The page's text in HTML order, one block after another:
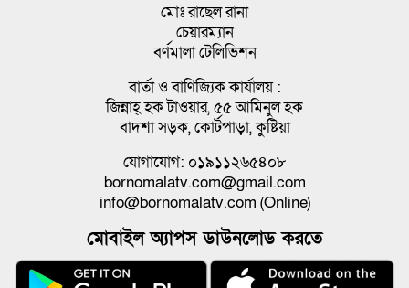
মোঃ রাছেল রানা
চেয়ারম্যান
বর্ণমালা টেলিভিশন
বার্তা ও বাণিজ্যিক কার্যালয় :
জিন্নাহ্ হক টাওয়ার, ৫৫ আমিনুল হক
বাদশা সড়ক, কোর্টপাড়া, কুষ্টিয়া
যোগাযোগ: ০১৯১১২৬৫৪০৮
bornomalatv.com@gmail.com
info@bornomalatv.com (Online)
মোবাইল অ্যাপস ডাউনলোড করতে